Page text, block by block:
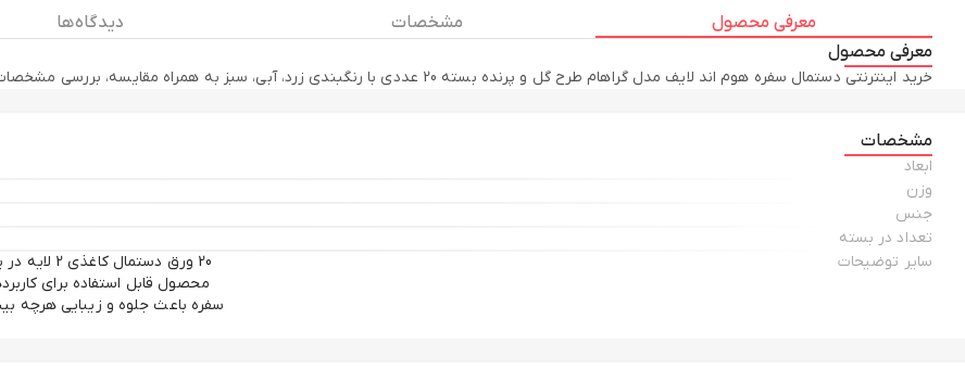
معرفی محصول مشخصات
دیدگاه ها
معرفی محصول
خرید اینترنتی دستمال سفره هوم اند لایف مدل گراهام طرح گل و پرنده بسته 20 عددی با رنگبندی زرد، آبی، سبز به همراه مقایسه، بررسی مشخصات و لیست قیمت امروز در فروشگاه اینترنتی دیجی‌فای
مشخصات
ابعاد
وزن
جنس
تعداد در بسته
سایر توضیحات
محصول قابل استفاده برای